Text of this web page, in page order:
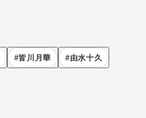
皆川月華 由水十久